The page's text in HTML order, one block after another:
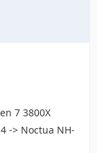
7 3800X
-> Noctua NH-